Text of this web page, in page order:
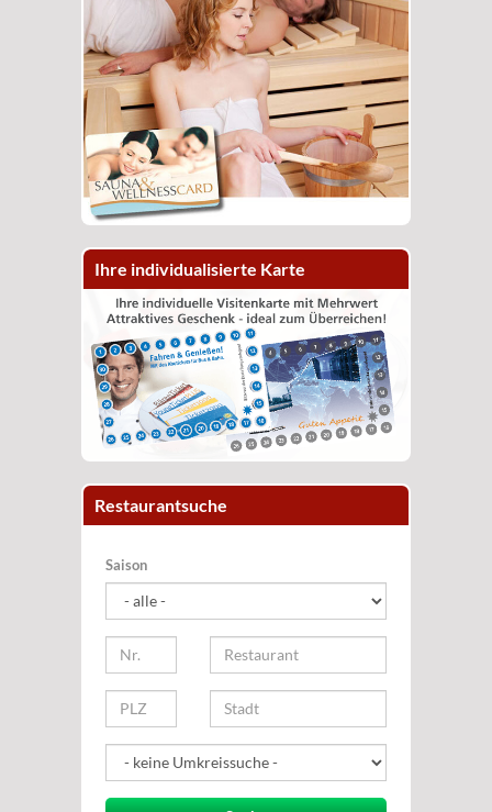
Ihre individualisierte Karte
Restaurantsuche
Saison